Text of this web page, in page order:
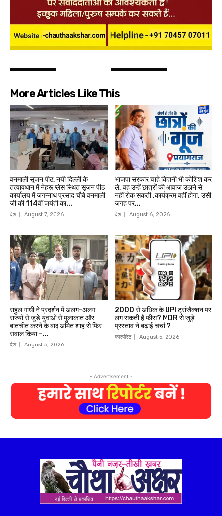
More Articles Like This
वनमाली सृजन पीठ, नयी दिल्ली के
तत्वावधान में नेहरू प्लेस स्थित सृजन पीठ
कार्यालय में जगन्नाथ प्रसाद चौबे वनमाली
जी की 114वीं जयंती का...
देश August 7, 2026
भाजपा सरकार चाहे कितनी भी कोशिश कर
ले, वह उन्हें छात्रों की आवाज़ उठाने से
नहीं रोक सकती ,कार्यक्रम वहीं होगा, उसी
जगह पर...
देश August 6, 2026
राहुल गांधी ने प्रदर्शन में अलग-अलग
राज्यों से जुड़े युवाओं से मुलाकात और
बातचीत करने के बाद अमित शाह से फिर
सवाल किया –...
देश August 5, 2026
₹2000 से अधिक के UPI ट्रांजैक्शन पर
लग सकती है फीस? MDR से जुड़े
प्रस्ताव ने बढ़ाई चर्चा ?
कारपोरेट August 5, 2026
- Advertisement -